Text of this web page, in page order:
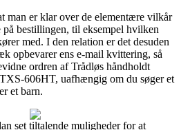
man er klar over de elementære vilkår
bestillingen, til eksempel hvilken
med. I den relation er det desuden
opbevarer ens e-mail kvittering, så
ordren af Trådløs håndholdt
606HT, uafhængig om du søger et
et barn.
set tiltalende muligheder for at